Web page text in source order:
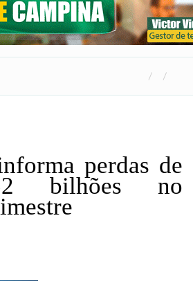
perdas de
bilhões no